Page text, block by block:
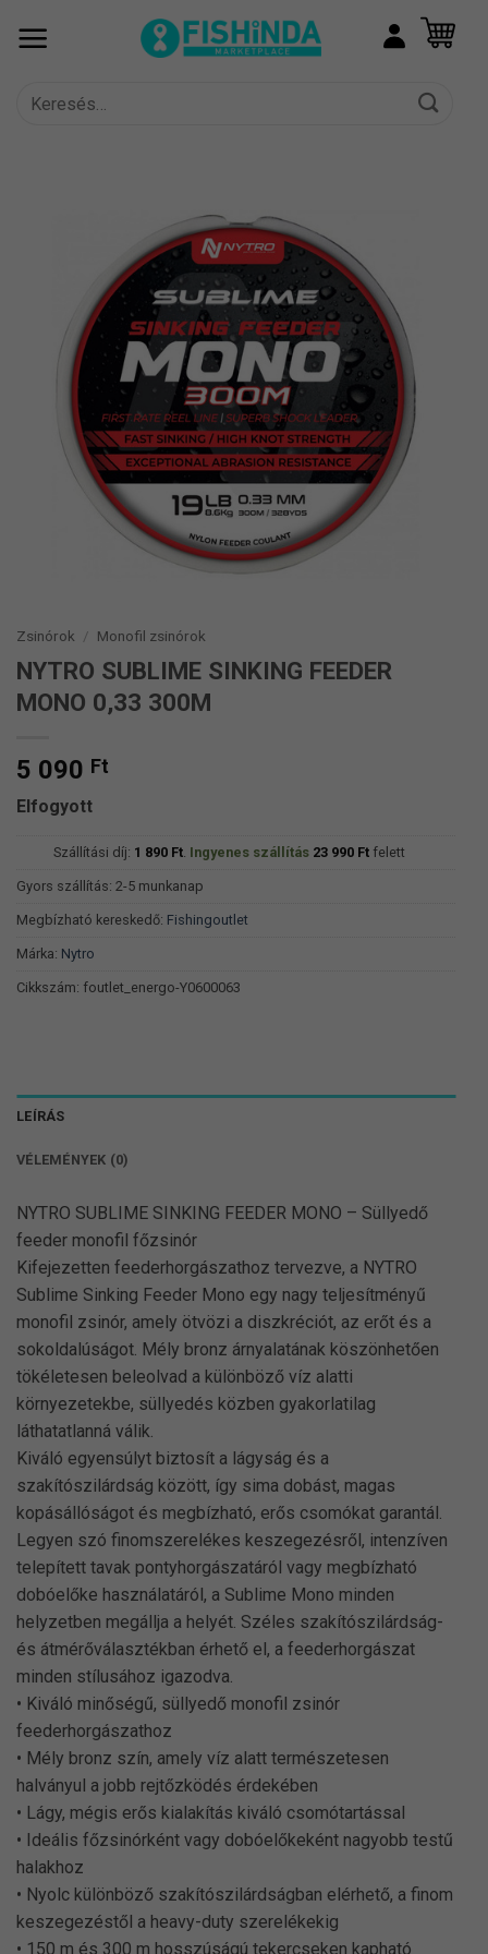
Keresés
Zsinórok / Monofil zsinórok
NYTRO SUBLIME SINKING FEEDER
MONO 0,33 300M
5 090 Ft
Elfogyott
Szállítási díj: 1 890 Ft. Ingyenes szállítás 23 990 Ftfelett
Gyors szállítás: 2-5 munkanap
Megbízható kereskedő: Fishingoutlet
Márka: Nytro
Cikkszám: foutlet_energo-Y0600063
LEÍRÁS
VÉLEMÉNYEK (0)
NYTRO SUBLIME SINKING FEEDER MONO – Süllyedő
feeder monofil főzsinór
Kifejezetten feederhorgászathoz tervezve, a NYTRO
Sublime Sinking Feeder Mono egy nagy teljesítményű
monofil zsinór, amely ötvözi a diszkréciót, az erőt és a
sokoldalúságot. Mély bronz árnyalatának köszönhetően
tökéletesen beleolvad a különböző víz alatti
környezetekbe, süllyedés közben gyakorlatilag
láthatatlanná válik.
Kiváló egyensúlyt biztosít a lágyság és a
szakítószilárdság között, így sima dobást, magas
kopásállóságot és megbízható, erős csomókat garantál.
Legyen szó finomszerelékes keszegezésről, intenzíven
telepített tavak pontyhorgászatáról vagy megbízható
dobóelőke használatáról, a Sublime Mono minden
helyzetben megállja a helyét. Széles szakítószilárdság-
és átmérőválasztékban érhető el, a feederhorgászat
minden stílusához igazodva.
• Kiváló minőségű, süllyedő monofil zsinór
feederhorgászathoz
• Mély bronz szín, amely víz alatt természetesen
halványul a jobb rejtőzködés érdekében
• Lágy, mégis erős kialakítás kiváló csomótartással
• Ideális főzsinórként vagy dobóelőkeként nagyobb testű
halakhoz
• Nyolc különböző szakítószilárdságban elérhető, a finom
keszegezéstől a heavy-duty szerelékekig
• 150 m és 300 m hosszúságú tekercseken kapható